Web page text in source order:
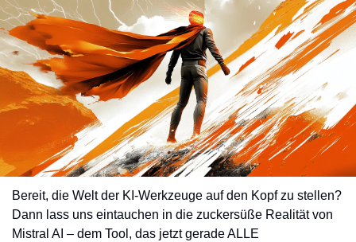
Bereit, die Welt der KI-Werkzeuge auf den Kopf zu stellen?
Dann lass uns eintauchen in die zuckersüße Realität von
Mistral AI – dem Tool, das jetzt gerade ALLE